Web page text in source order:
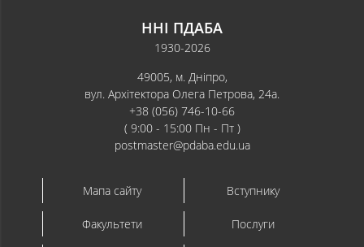
ННІ ПДАБА
1930-2026
49005, м. Дніпро,
вул. Архітектора Олега Петрова, 24а.
+38 (056) 746-10-66
( 9:00 - 15:00 Пн - Пт )
postmaster@pdaba.edu.ua
Мапа сайту Вступнику
Факультети Послуги